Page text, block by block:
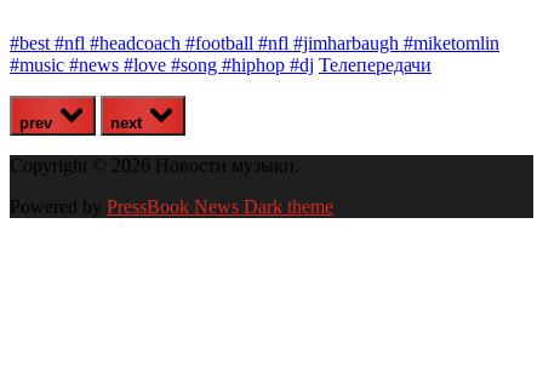
#best #nfl #headcoach #football #nfl #jimharbaugh #miketomlin
#music #news #love #song #hiphop #dj Телепередачи
prev next
Copyright © 2026 Новости музыки.
Powered by PressBook News Dark theme